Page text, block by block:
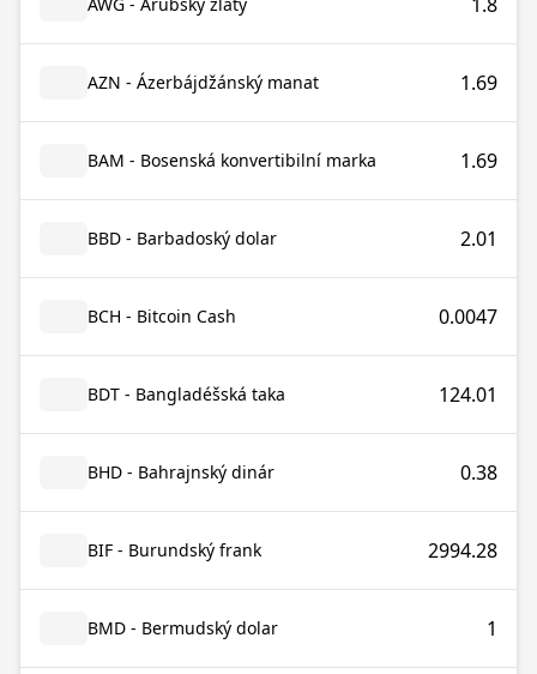
AZN - Ázerbájdžánský manat 1.69
BAM - Bosenská konvertibilní marka 1.69
BBD - Barbadoský dolar 2.01
BCH - Bitcoin Cash 0.0047
BDT - Bangladéšská taka 124.01
BHD - Bahrajnský dinár 0.38
BIF - Burundský frank 2994.28
BMD - Bermudský dolar 1